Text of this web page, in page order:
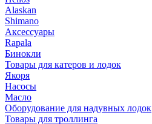
Alaskan
Shimano
Аксессуары
Rapala
Бинокли
Товары для катеров и лодок
Якоря
Насосы
Масло
Оборудование для надувных лодок
Товары для троллинга